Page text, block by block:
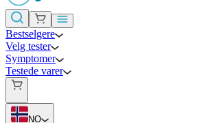
Bestselgere
Velg tester
Symptomer
Testede varer
NO